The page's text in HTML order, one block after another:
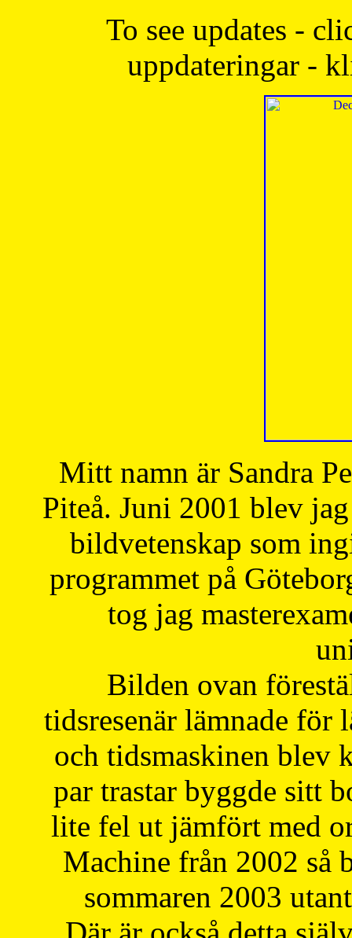
To see updates -
uppdateringar -
Mitt namn är Sandra
Piteå. Juni 2001 blev
bildvetenskap som
programmet på
tog jag
Bilden ovan
tidsresenär lämnade för
och tidsmaskinen blev
par trastar byggde sitt
lite fel ut jämfört med
Machine från 2002 så
sommaren 2003